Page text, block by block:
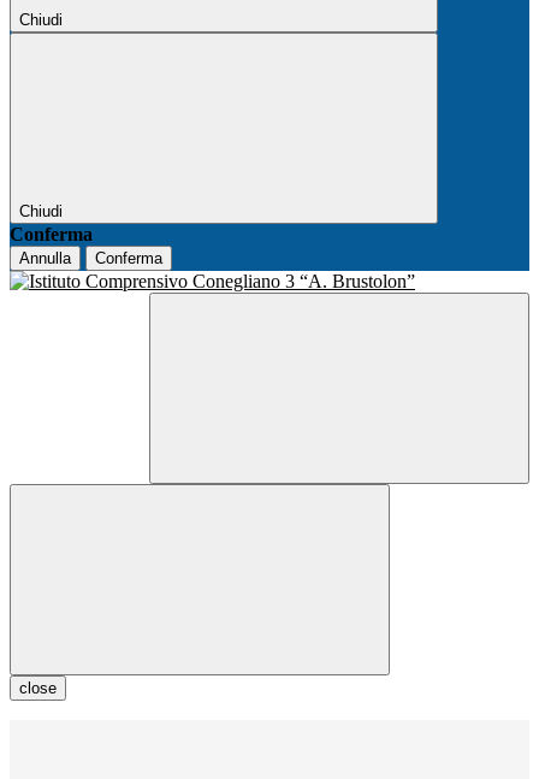
Chiudi
Chiudi
Conferma
Annulla Conferma
close